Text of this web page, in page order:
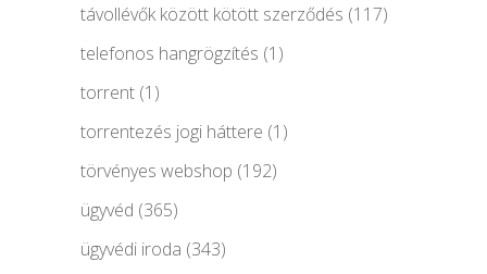
távollévők között kötött szerződés (117)
telefonos hangrögzítés (1)
torrent (1)
torrentezés jogi háttere (1)
törvényes webshop (192)
ügyvéd (365)
ügyvédi iroda (343)